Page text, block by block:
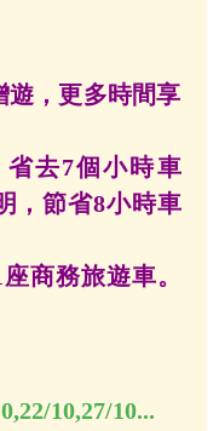
遊，更多時間享
去7個小時車
，節省8小時車
商務旅遊車。
10,27/10...